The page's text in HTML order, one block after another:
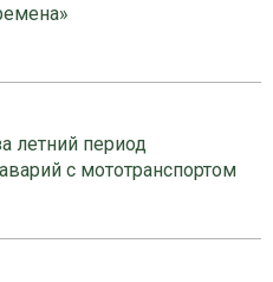
летний период
с мототранспортом